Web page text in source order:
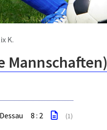
K.
Mannschaften)
8 : 2 (1)